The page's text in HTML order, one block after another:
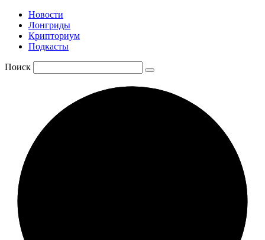
Новости
Лонгриды
Крипториум
Подкасты
Поиск